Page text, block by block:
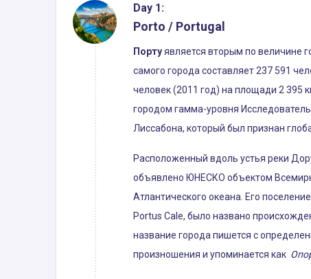
Day 1:
Porto / Portugal
Портуявляется вторым по величине
самого города составляет 237 591
человек (2011 год) на площади 2 395
городом гамма-уровня
Лиссабона, который был признан
Расположенный вдоль устья реки
объявлено ЮНЕСКО объектом
Атлантического океана. Его
Portus Cale, было названо
название города пишется с
произношения и упоминается как